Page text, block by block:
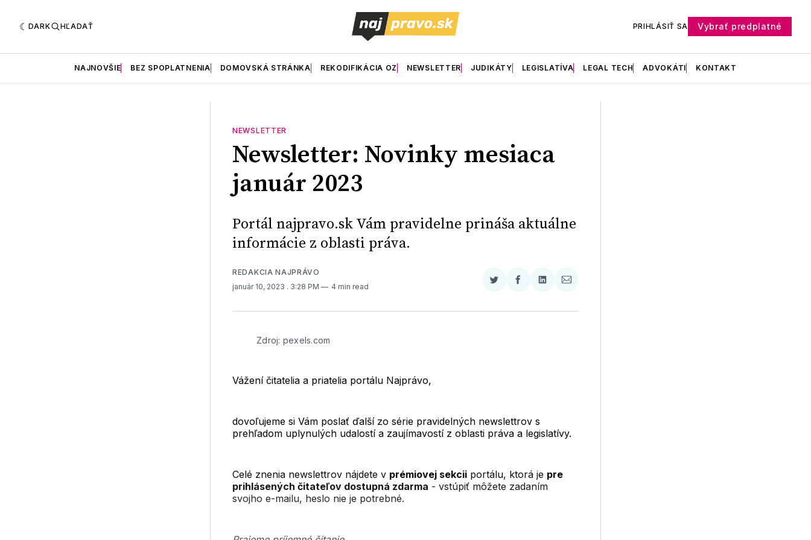
DARK HĽADAŤ PRIHLÁSIŤ SA Vybrať predplatné
NAJNOVŠIE BEZ SPOPLATNENIA DOMOVSKÁ STRÁNKA REKODIFIKÁCIA OZ NEWSLETTER JUDIKÁTY LEGISLATÍVA LEGAL TECH ADVOKÁTI KONTAKT
NEWSLETTER
Newsletter: Novinky mesiaca
január 2023
Portál najpravo.sk Vám pravidelne prináša aktuálne
informácie z oblasti práva.
REDAKCIA NAJPRÁVO
január 10, 2023 . 3:28 PM 4 min read
Zdieľať
Twitter
Zdieľať
Facebooku
Zdieľať
LinkedIne
Zdieľať
E-
Zdroj: pexels.com
Vážení čitatelia a priatelia portálu Najprávo,
dovoľujeme si Vám poslať ďalší zo série pravidelných newslettrov s
prehľadom uplynulých udalostí a zaujímavostí z oblasti práva a legislatívy.
Celé znenia newslettrov nájdete v prémiovej sekcii portálu, ktorá je pre
prihlásených čitateľov dostupná zdarma - vstúpiť môžete zadaním
svojho e-mailu, heslo nie je potrebné.